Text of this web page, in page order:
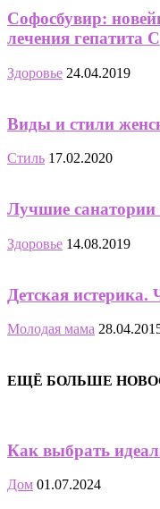
Софосбувир:
лечения гепатита С
Здоровье 24.04.2019
Виды и стили
Стиль 17.02.2020
Лучшие санатории
Здоровье 14.08.2019
Детская истерика.
Молодая мама
ЕЩЁ БОЛЬШЕ
Как выбрать
Дом 01.07.2024